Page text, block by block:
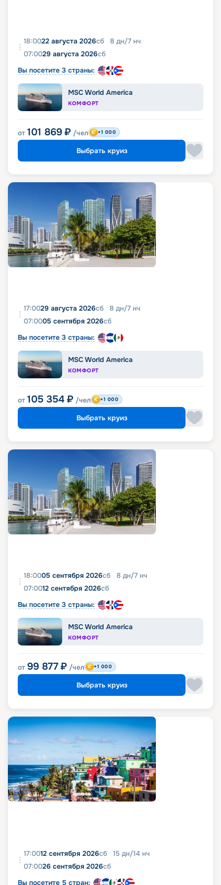
18:0022 августа 2026сб 8 дн/7 нч
07:0029 августа 2026сб
Вы посетите 3 страны:
MSC World America
КОМФОРТ
от 101 869 ₽ /чел +1 000
Выбрать круиз
17:0029 августа 2026сб 8 дн/7 нч
07:0005 сентября 2026сб
Вы посетите 3 страны:
MSC World America
КОМФОРТ
от 105 354 ₽ /чел +1 000
Выбрать круиз
18:0005 сентября 2026сб 8 дн/7 нч
07:0012 сентября 2026сб
Вы посетите 3 страны:
MSC World America
КОМФОРТ
от 99 877 ₽ /чел +1 000
Выбрать круиз
17:0012 сентября 2026сб 15 дн/14 нч
07:0026 сентября 2026сб
Вы посетите 5 стран: